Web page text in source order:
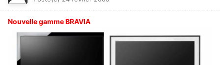
Nouvelle gamme BRAVIA